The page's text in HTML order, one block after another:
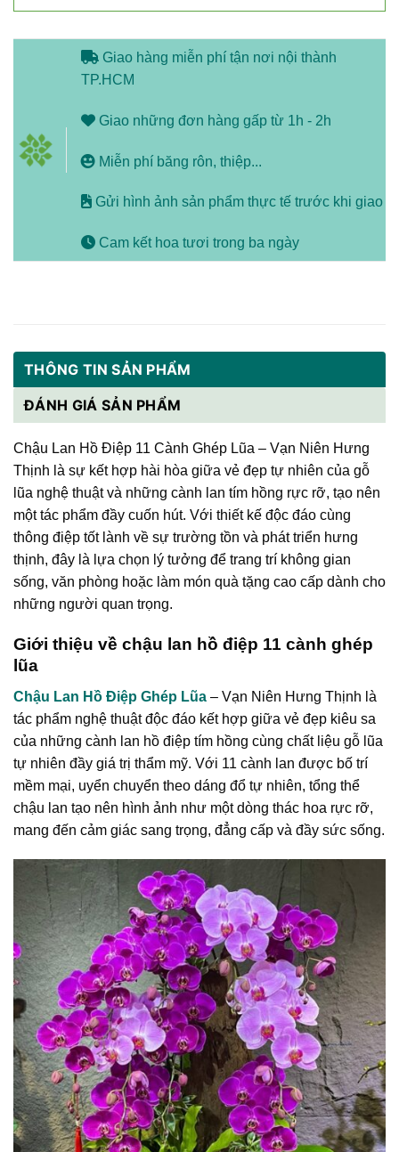
Giao hàng miễn phí tận nơi nội thành
TP.HCM
Giao những đơn hàng gấp từ 1h - 2h
Miễn phí băng rôn, thiệp...
Gửi hình ảnh sản phẩm thực tế trước khi giao
Cam kết hoa tươi trong ba ngày
THÔNG TIN SẢN PHẨM
ĐÁNH GIÁ SẢN PHẨM
Chậu Lan Hồ Điệp 11 Cành Ghép Lũa – Vạn Niên Hưng
Thịnh là sự kết hợp hài hòa giữa vẻ đẹp tự nhiên của gỗ
lũa nghệ thuật và những cành lan tím hồng rực rỡ, tạo nên
một tác phẩm đầy cuốn hút. Với thiết kế độc đáo cùng
thông điệp tốt lành về sự trường tồn và phát triển hưng
thịnh, đây là lựa chọn lý tưởng để trang trí không gian
sống, văn phòng hoặc làm món quà tặng cao cấp dành cho
những người quan trọng.
Giới thiệu về chậu lan hồ điệp 11 cành ghép
lũa
Chậu Lan Hồ Điệp Ghép Lũa – Vạn Niên Hưng Thịnh là
tác phẩm nghệ thuật độc đáo kết hợp giữa vẻ đẹp kiêu sa
của những cành lan hồ điệp tím hồng cùng chất liệu gỗ lũa
tự nhiên đầy giá trị thẩm mỹ. Với 11 cành lan được bố trí
mềm mại, uyển chuyển theo dáng đổ tự nhiên, tổng thể
chậu lan tạo nên hình ảnh như một dòng thác hoa rực rỡ,
mang đến cảm giác sang trọng, đẳng cấp và đầy sức sống.